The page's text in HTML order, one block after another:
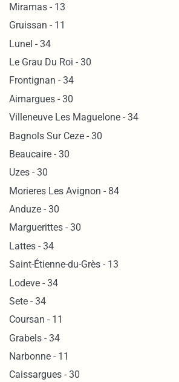
Miramas - 13
Gruissan - 11
Lunel - 34
Le Grau Du Roi - 30
Frontignan - 34
Aimargues - 30
Villeneuve Les Maguelone - 34
Bagnols Sur Ceze - 30
Beaucaire - 30
Uzes - 30
Morieres Les Avignon - 84
Anduze - 30
Marguerittes - 30
Lattes - 34
Saint-Étienne-du-Grès - 13
Lodeve - 34
Sete - 34
Coursan - 11
Grabels - 34
Narbonne - 11
Caissargues - 30